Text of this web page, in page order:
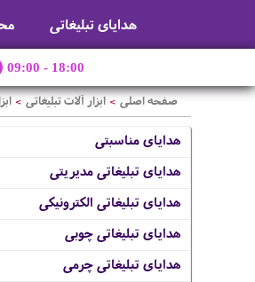
هدایای تبلیغاتی
09:00 - 18:00
صفحه اصلی > ابزار آلات تبلیغاتی >
هدایای مناسبتی
هدایای تبلیغاتی مدیریتی
هدایای تبلیغاتی الکترونیکی
هدایای تبلیغاتی چوبی
هدایای تبلیغاتی چرمی